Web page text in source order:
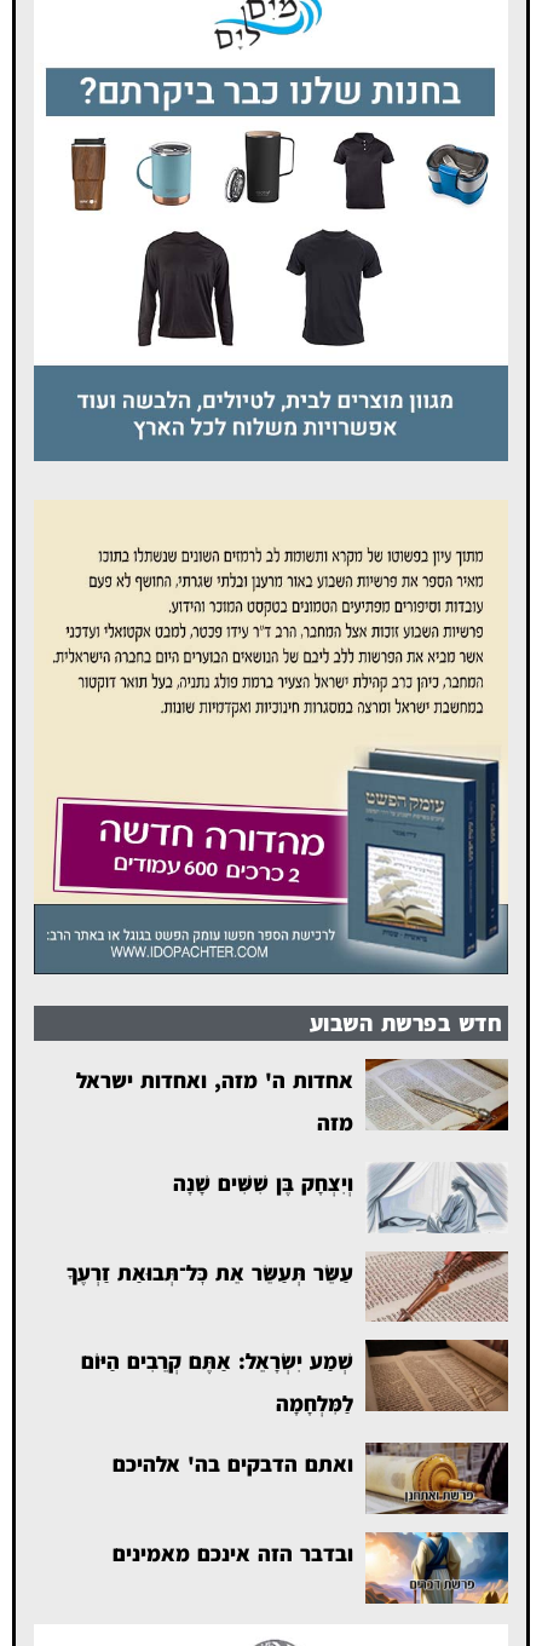
חדש בפרשת השבוע
אחדות ה' מזה, ואחדות ישראל
מזה
וְיִצְחָק בֶּן שִׁשִּׁים שָׁנָה
עַשֵּׂר תְּעַשֵּׂר אֵת כׇּל־תְּבוּאַת זַרְעֶךָ
שְׁמַע יִשְׂרָאֵל: אַתֶּם קְרֵבִים הַיּוֹם
לַמִּלְחָמָה
ואתם הדבקים בה' אלהיכם
ובדבר הזה אינכם מאמינים